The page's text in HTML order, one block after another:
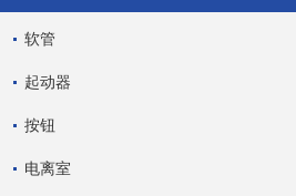
软管
起动器
按钮
电离室